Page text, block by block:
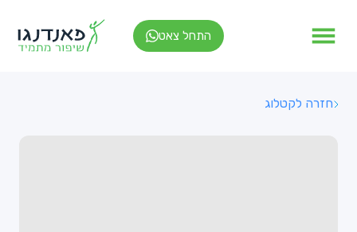
התחל צאט
חזרה לקטלוג